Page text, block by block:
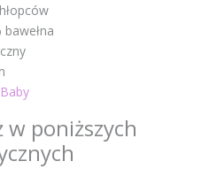
bawełna
poniższych